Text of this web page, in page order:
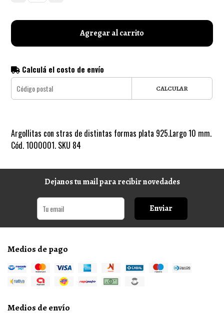
Agregar al carrito
Calculá el costo de envío
CALCULAR
Argollitas con stras de distintas formas plata 925.Largo 10 mm.
Cód. 1000001. SKU 84
Dejanos tu mail para recibir novedades
Enviar
Medios de pago
Medios de envío